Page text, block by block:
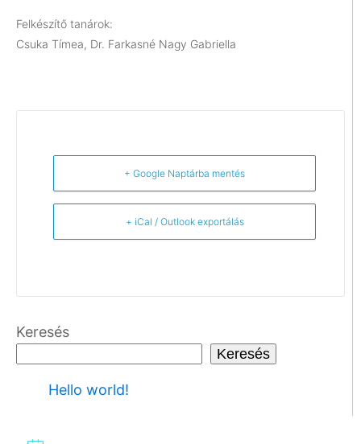
Felkészítő tanárok:
Csuka Tímea, Dr. Farkasné Nagy Gabriella
+ Google Naptárba mentés
+ iCal / Outlook exportálás
Keresés
Keresés
Hello world!